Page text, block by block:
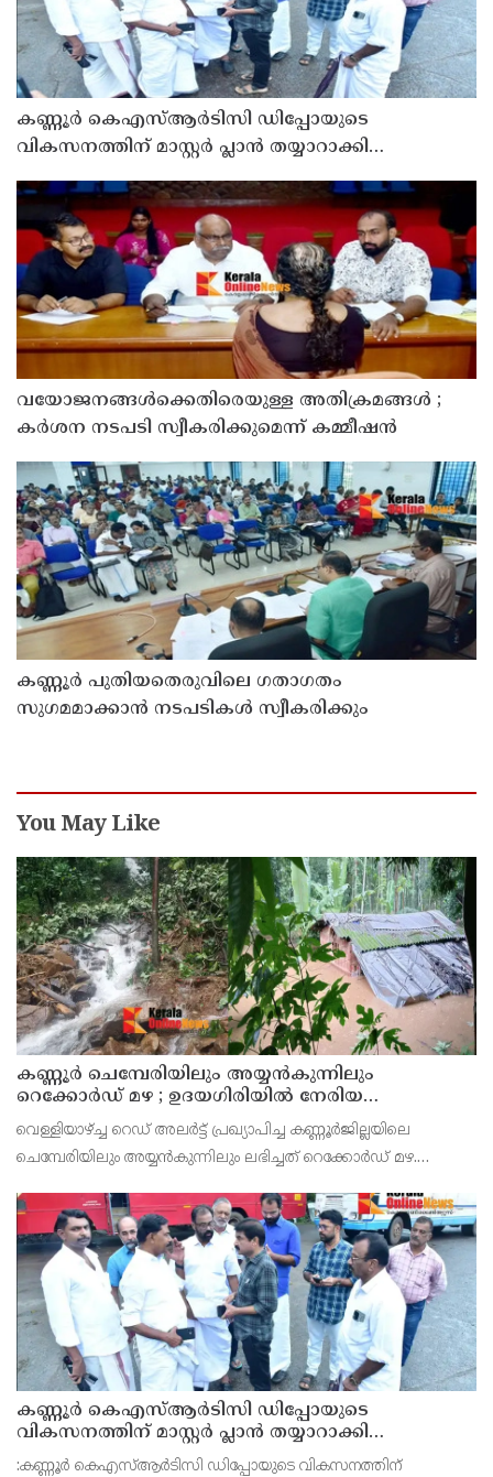
കണ്ണൂർ കെഎസ്ആർടിസി ഡിപ്പോയുടെ
വികസനത്തിന് മാസ്റ്റർ പ്ലാൻ തയ്യാറാക്കി
വയോജനങ്ങൾക്കെതിരെയുള്ള അതിക്രമങ്ങൾ ;
കർശന നടപടി സ്വീകരിക്കുമെന്ന് കമ്മീഷൻ
കണ്ണൂർ പുതിയതെരുവിലെ ഗതാഗതം
സുഗമമാക്കാന്‍ നടപടികള്‍ സ്വീകരിക്കും
You May Like
കണ്ണൂർ ചെമ്പേരിയിലും അയ്യൻകുന്നിലും
റെക്കോർഡ് മഴ ; ഉദയഗിരിയിൽ നേരിയ
ഉരുൾപൊട്ടൽ; 13 പേരെ ക്യാമ്പിലേക്ക് മാറ്റി
വെള്ളിയാഴ്ച്ച റെഡ് അലർട്ട് പ്രഖ്യാപിച്ച കണ്ണൂർജില്ലയിലെ
ചെമ്പേരിയിലും അയ്യൻകുന്നിലും ലഭിച്ചത് റെക്കോർഡ് മഴ.
മില്ലിമീറ്റർ മഴ ആ സമയം സംസ്ഥാനത്ത
കണ്ണൂർ കെഎസ്ആർടിസി ഡിപ്പോയുടെ
വികസനത്തിന് മാസ്റ്റർ പ്ലാൻ തയ്യാറാക്കി
സമർപ്പിക്കും : ടി ഒ മോഹനൻ എം എൽ എ
:കണ്ണൂർ കെഎസ്ആർടിസി ഡിപ്പോയുടെ വികസനത്തിന്